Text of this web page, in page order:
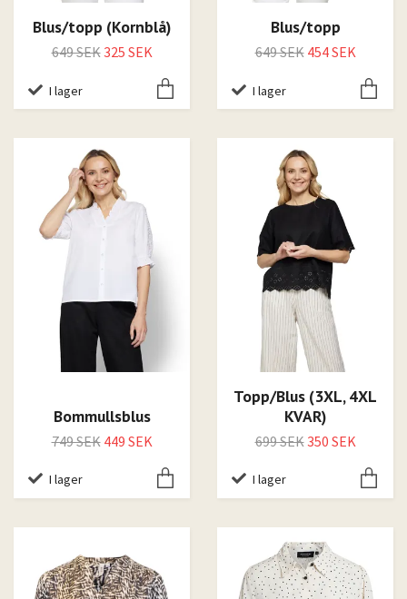
Blus/topp (Kornblå)
649 SEK325 SEK
I lager
Blus/topp
649 SEK 454 SEK
I lager
Bommullsblus
749 SEK 449 SEK
I lager
Topp/Blus (3XL, 4XL
KVAR)
699 SEK350 SEK
I lager